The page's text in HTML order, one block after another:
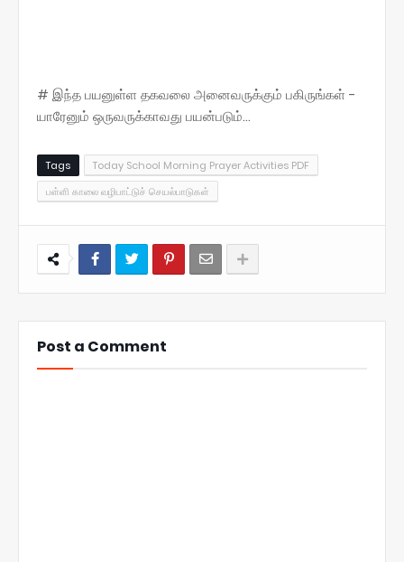
# இந்த பயனுள்ள தகவலை அனைவருக்கும் பகிருங்கள் -
யாரேனும் ஒருவருக்காவது பயன்படும்...
Tags
Today School Morning Prayer Activities PDF
பள்ளி காலை வழிபாட்டுச் செயல்பாடுகள்
Post a Comment